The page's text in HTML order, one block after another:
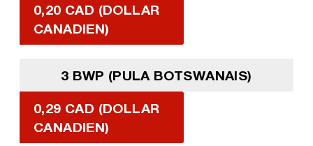
0,20 CAD (DOLLAR
CANADIEN)
3 BWP (PULA BOTSWANAIS)
0,29 CAD (DOLLAR
CANADIEN)